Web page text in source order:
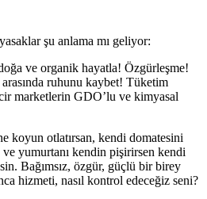
şu anlama mı geliyor:
ve organik hayatla! Özgürleşme!
ruhunu kaybet! Tüketim
marketlerin GDO’lu ve kimyasal
koyun otlatırsan, kendi domatesini
yumurtanı kendin pişirirsen kendi
Bağımsız, özgür, güçlü bir birey
hizmeti, nasıl kontrol edeceğiz seni?